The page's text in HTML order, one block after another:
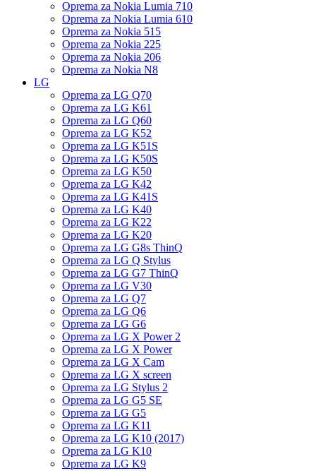
Oprema za Nokia Lumia 710
Oprema za Nokia Lumia 610
Oprema za Nokia 515
Oprema za Nokia 225
Oprema za Nokia 206
Oprema za Nokia N8
LG
Oprema za LG Q70
Oprema za LG K61
Oprema za LG Q60
Oprema za LG K52
Oprema za LG K51S
Oprema za LG K50S
Oprema za LG K50
Oprema za LG K42
Oprema za LG K41S
Oprema za LG K40
Oprema za LG K22
Oprema za LG K20
Oprema za LG G8s ThinQ
Oprema za LG Q Stylus
Oprema za LG G7 ThinQ
Oprema za LG V30
Oprema za LG Q7
Oprema za LG Q6
Oprema za LG G6
Oprema za LG X Power 2
Oprema za LG X Power
Oprema za LG X Cam
Oprema za LG X screen
Oprema za LG Stylus 2
Oprema za LG G5 SE
Oprema za LG G5
Oprema za LG K11
Oprema za LG K10 (2017)
Oprema za LG K10
Oprema za LG K9